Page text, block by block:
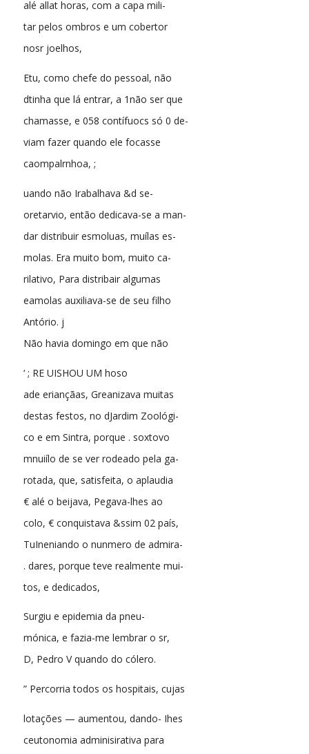
alé allat horas, com a capa mili-
tar pelos ombros e um cobertor
nosr joelhos,
Etu, como chefe do pessoal, não
dtinha que lá entrar, a 1não ser que
chamasse, e 058 contífuocs só 0 de-
viam fazer quando ele focasse
caompalrnhoa, ;
uando não Irabalhava &d se-
oretarvio, então dedicava-se a man-
dar distribuir esmoluas, muílas es-
molas. Era muito bom, muito ca-
rilativo, Para distribair algumas
eamolas auxiliava-se de seu filho
Antório. j
Não havia domingo em que não
‘ ; RE UISHOU UM hoso
ade eriançãas, Greanizava muitas
destas festos, no dJardim Zoológi-
co e em Sintra, porque . soxtovo
mnuiílo de se ver rodeado pela ga-
rotada, que, satisfeita, o aplaudia
€ alé o beijava, Pegava-lhes ao
colo, € conquistava &ssim 02 país,
TuIneniando o nunmero de admira-
. dares, porque teve realmente mui-
tos, e dedicados,
Surgiu e epidemia da pneu-
mónica, e fazia-me lembrar o sr,
D, Pedro V quando do cólero.
” Percorria todos os hospitais, cujas
lotações — aumentou, dando- Ihes
ceutonomia adminisirativa para